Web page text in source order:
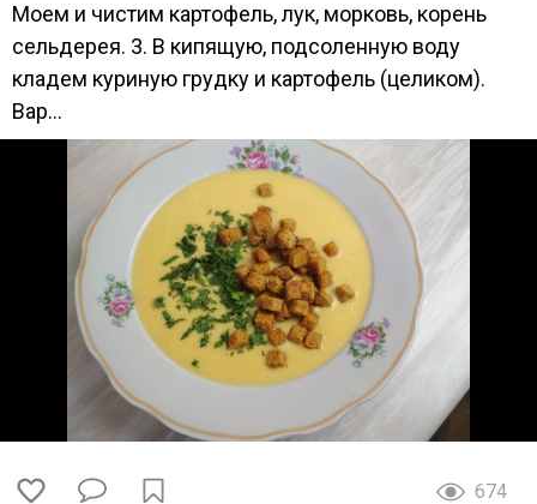
Моем и чистим картофель, лук, морковь, корень
сельдерея. 3. В кипящую, подсоленную воду
кладем куриную грудку и картофель (целиком).
Вар...
674